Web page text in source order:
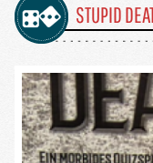
STUPID